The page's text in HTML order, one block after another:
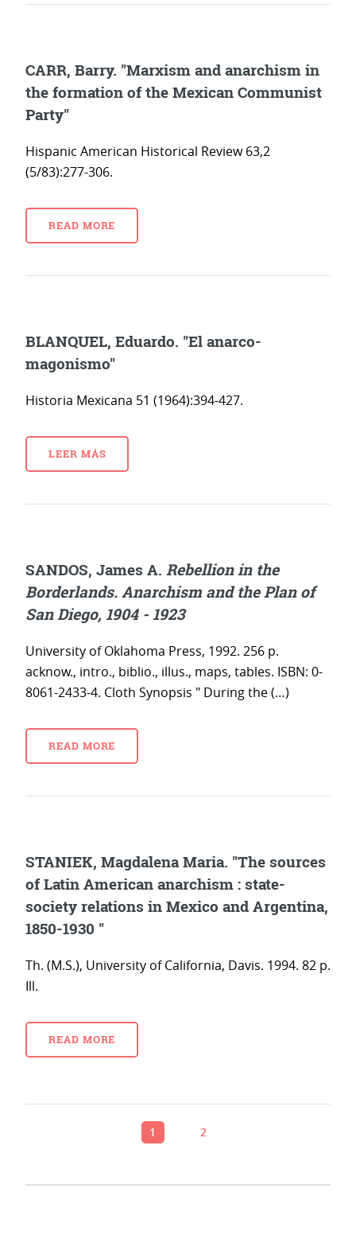
CARR, Barry. "Marxism and anarchism in
the formation of the Mexican Communist
Party"
Hispanic American Historical Review 63,2
(5/83):277-306.
READ MORE
BLANQUEL, Eduardo. "El anarco-
magonismo"
Historia Mexicana 51 (1964):394-427.
LEER MÁS
SANDOS, James A. Rebellion in the
Borderlands. Anarchism and the Plan of
San Diego, 1904 - 1923
University of Oklahoma Press, 1992. 256 p.
acknow., intro., biblio., illus., maps, tables. ISBN: 0-
8061-2433-4. Cloth Synopsis " During the (…)
READ MORE
STANIEK, Magdalena Maria. "The sources
of Latin American anarchism : state-
society relations in Mexico and Argentina,
1850-1930 "
Th. (M.S.), University of California, Davis. 1994. 82 p.
Ill.
READ MORE
1 2